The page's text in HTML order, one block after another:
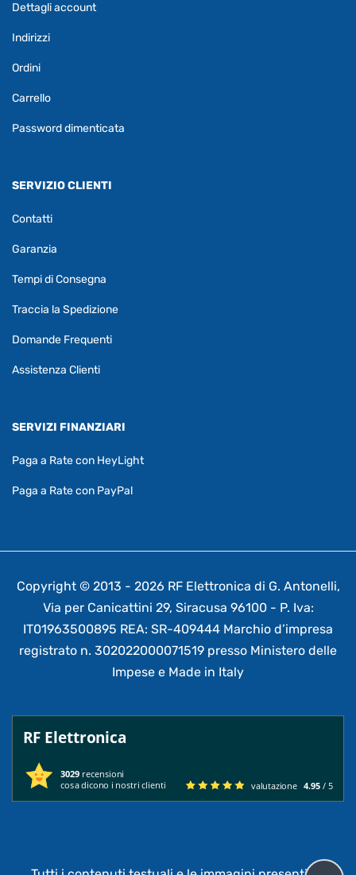
Dettagli account
Indirizzi
Ordini
Carrello
Password dimenticata
SERVIZIO CLIENTI
Contatti
Garanzia
Tempi di Consegna
Traccia la Spedizione
Domande Frequenti
Assistenza Clienti
SERVIZI FINANZIARI
Paga a Rate con HeyLight
Paga a Rate con PayPal
Copyright © 2013 - 2026 RF Elettronica di G. Antonelli,
Via per Canicattini 29, Siracusa 96100 - P. Iva:
IT01963500895 REA: SR-409444 Marchio d’impresa
registrato n. 302022000071519 presso Ministero delle
Impese e Made in Italy
RF Elettronica
3029 recensioni
cosa dicono i nostri clienti
valutazione 4.95 / 5